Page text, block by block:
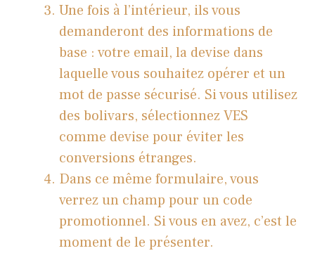
Une fois à l’intérieur, ils vous
demanderont des informations de
base : votre email, la devise dans
laquelle vous souhaitez opérer et un
mot de passe sécurisé. Si vous utilisez
des bolivars, sélectionnez VES
comme devise pour éviter les
conversions étranges.
Dans ce même formulaire, vous
verrez un champ pour un code
promotionnel. Si vous en avez, c’est le
moment de le présenter.